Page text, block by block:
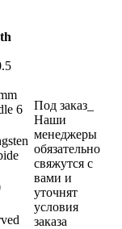
6
Под заказ_
Наши
менеджеры
обязательно
свяжутся с
вами и
уточнят
условия
заказа